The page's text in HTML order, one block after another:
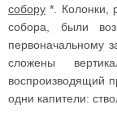
собору *. Колонки,
собора, были
первоначальному
сложены
воспроизводящий
одни капители: